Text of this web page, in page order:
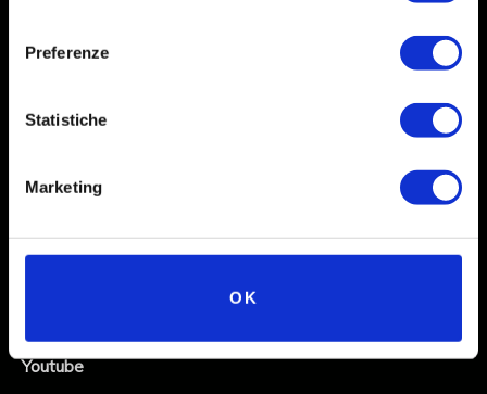
Preferenze
Statistiche
Marketing
OK
Instagram
Facebook
Youtube